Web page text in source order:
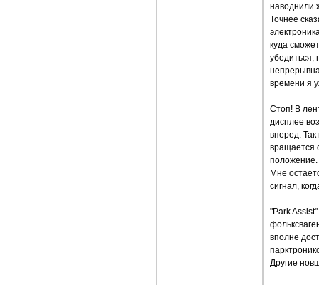
наводнили
Точнее
куда
убедиться,
времени я
Стоп! В
дисплее
вперед.
вращается
положение.
Мне
сигнал,
"Park
вполне
Другие